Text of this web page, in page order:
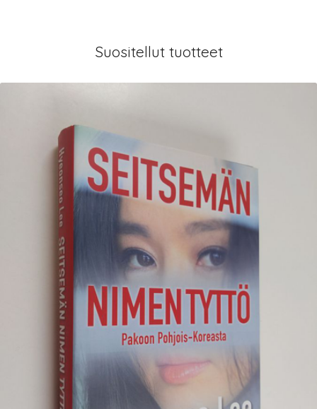
Suositellut tuotteet